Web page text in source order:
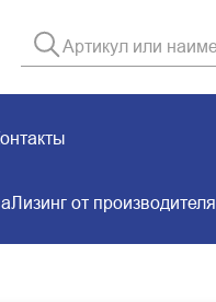
Лизинг от производителя